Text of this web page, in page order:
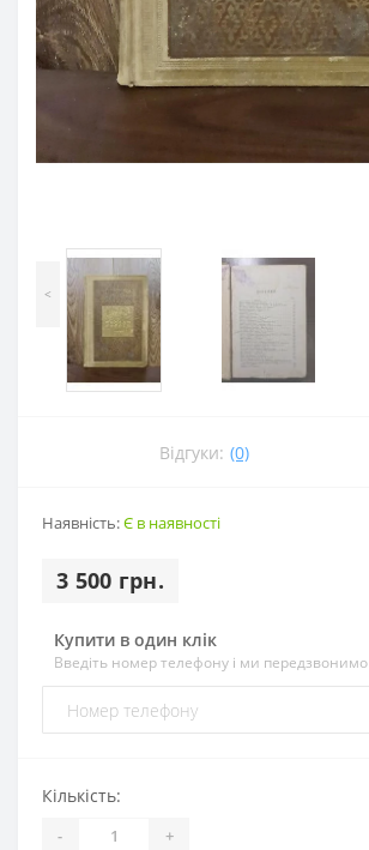
<
Відгуки: (0)
Наявність:Є в наявності
3 500 грн.
Купити в один клік
Введіть номер телефону і ми передзвонимо
Кількість:
- +